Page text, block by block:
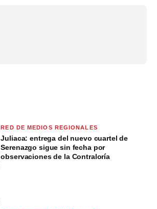
RED DE MEDIOS REGIONALES
Juliaca: entrega del nuevo cuartel de
Serenazgo sigue sin fecha por
observaciones de la Contraloría